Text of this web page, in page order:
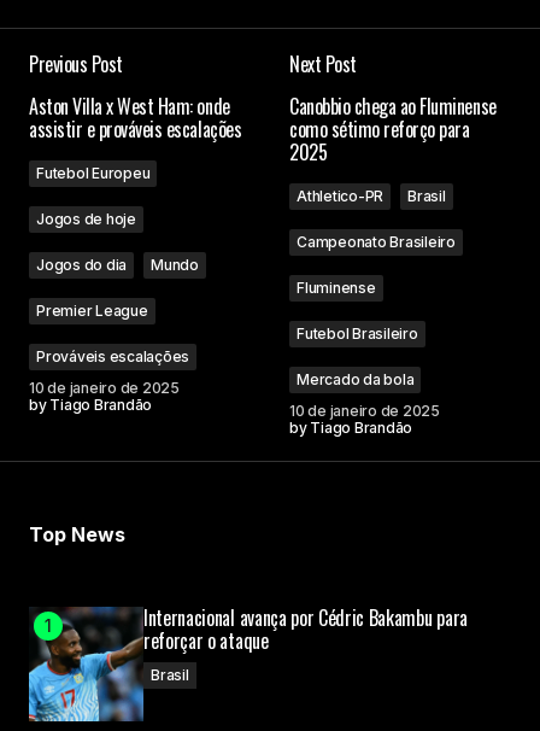
Previous Post
Aston Villa x West Ham: onde
assistir e prováveis escalações
Futebol Europeu
Jogos de hoje
Jogos do dia Mundo
Premier League
Prováveis escalações
10 de janeiro de 2025
by Tiago Brandão
Next Post
Canobbio chega ao Fluminense
como sétimo reforço para
2025
Athletico-PR Brasil
Campeonato Brasileiro
Fluminense
Futebol Brasileiro
Mercado da bola
10 de janeiro de 2025
by Tiago Brandão
Top News
Internacional avança por Cédric Bakambu para
reforçar o ataque
Brasil